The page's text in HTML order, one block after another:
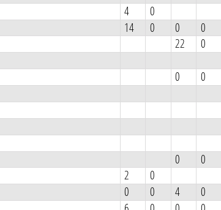
4 0
14 0 0 0
22 0
0 0
0 0
2 0
0 0 4 0